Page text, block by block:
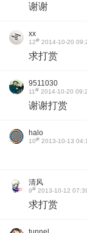
谢谢
xx
12# 2014-10-20
求打赏
9511030
11# 2014-10-20
谢谢打赏
halo
10# 2013-10-13
清风
9# 2013-10-12
求打赏​